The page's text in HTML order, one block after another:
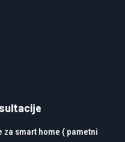
smart home ( pametni